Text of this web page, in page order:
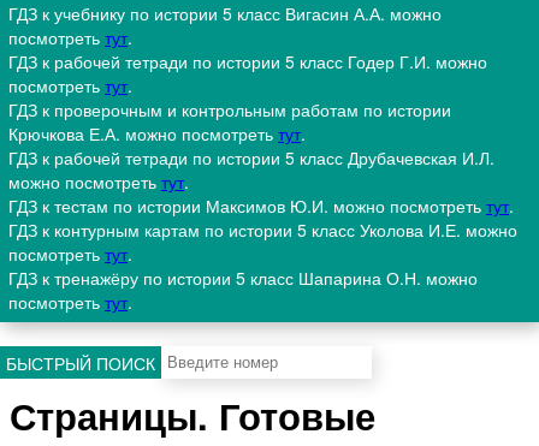
ГДЗ к учебнику по истории 5 класс Вигасин А.А. можно
посмотреть тут.
ГДЗ к рабочей тетради по истории 5 класс Годер Г.И. можно
посмотреть тут.
ГДЗ к проверочным и контрольным работам по истории
Крючкова Е.А. можно посмотреть тут.
ГДЗ к рабочей тетради по истории 5 класс Друбачевская И.Л.
можно посмотреть тут.
ГДЗ к тестам по истории Максимов Ю.И. можно посмотреть тут.
ГДЗ к контурным картам по истории 5 класс Уколова И.Е. можно
посмотреть тут.
ГДЗ к тренажёру по истории 5 класс Шапарина О.Н. можно
посмотреть тут.
БЫСТРЫЙ ПОИСК
Страницы. Готовые